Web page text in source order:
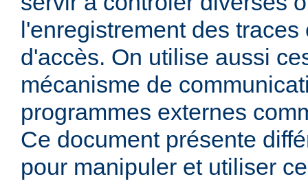
l'enregistrement des traces
d'accès. On utilise aussi
mécanisme de
programmes externes
Ce document présente
pour manipuler et utiliser